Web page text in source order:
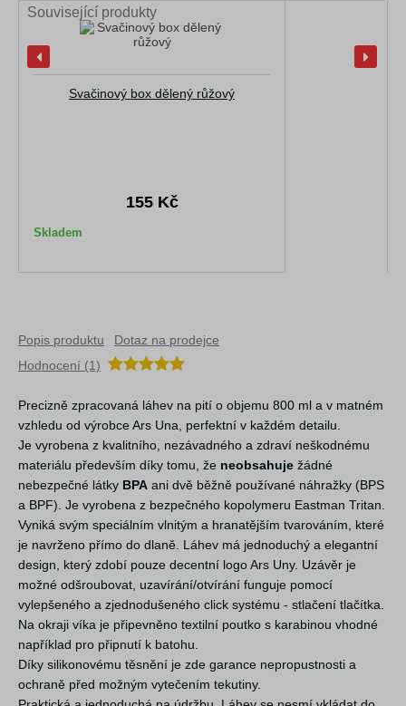
Související produkty
Svačinový box dělený růžový
155 Kč
Skladem
Popis produktu
Dotaz na prodejce
Hodnocení (1)
Precizně zpracovaná láhev na pití o objemu 800 ml a v matném
vzhledu od výrobce Ars Una, perfektní v každém detailu.
Je vyrobena z kvalitního, nezávadného a zdraví neškodnému
materiálu především díky tomu, že neobsahuje žádné
nebezpečné látky BPA ani dvě běžně používané náhražky (BPS
a BPF). Je vyrobena z bezpečného kopolymeru Eastman Tritan.
Vyniká svým speciálním vlnitým a hranatějším tvarováním, které
je navrženo přímo do dlaně. Láhev má jednoduchý a elegantní
design, který zdobí pouze decentní logo Ars Uny. Uzávěr je
možné odšroubovat, uzavírání/otvírání funguje pomocí
vylepšeného a zjednodušeného click systému - stlačení tlačítka.
Na okraji víka je připevněno textilní poutko s karabinou vhodné
například pro připnutí k batohu.
Díky silikonovému těsnění je zde garance nepropustnosti a
ochraně před možným vytečením tekutiny.